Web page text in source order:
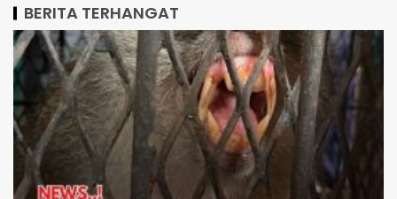
BERITA TERHANGAT